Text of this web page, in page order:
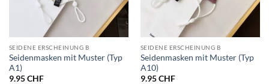
SEIDENE ERSCHEINUNG B
Seidenmasken mit Muster (Typ
A1)
9.95CHF
SEIDENE ERSCHEINUNG B
Seidenmasken mit Muster (Typ
A10)
9.95CHF